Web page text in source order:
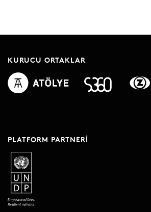
KURUCU ORTAKLAR
PLATFORM PARTNERI